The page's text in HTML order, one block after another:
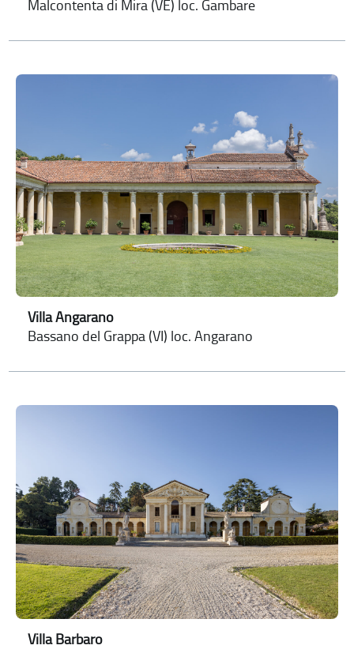
Malcontenta di Mira (VE) loc. Gambare
Villa Angarano
Bassano del Grappa (VI) loc. Angarano
Villa Barbaro